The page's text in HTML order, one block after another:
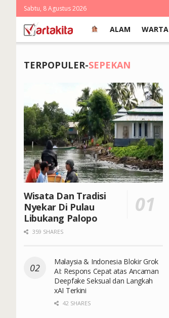
Sabtu, 8 Agustus 2026
ALAM WARTA
TERPOPULER-SEPEKAN
Wisata Dan Tradisi
Nyekar Di Pulau
Libukang Palopo
359 SHARES
Malaysia & Indonesia Blokir Grok
AI: Respons Cepat atas Ancaman
Deepfake Seksual dan Langkah
xAI Terkini
42 SHARES